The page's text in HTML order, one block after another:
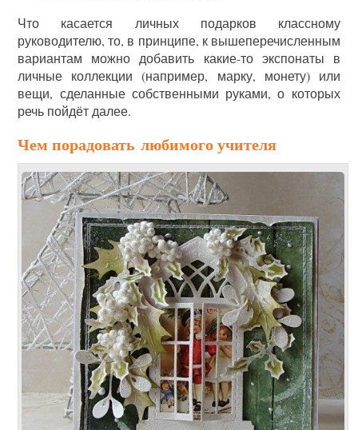
Что касается личных подарков классному
руководителю, то, в принципе, к вышеперечисленным
вариантам можно добавить какие-то экспонаты в
личные коллекции (например, марку, монету) или
вещи, сделанные собственными руками, о которых
речь пойдёт далее.
Чем порадовать любимого учителя